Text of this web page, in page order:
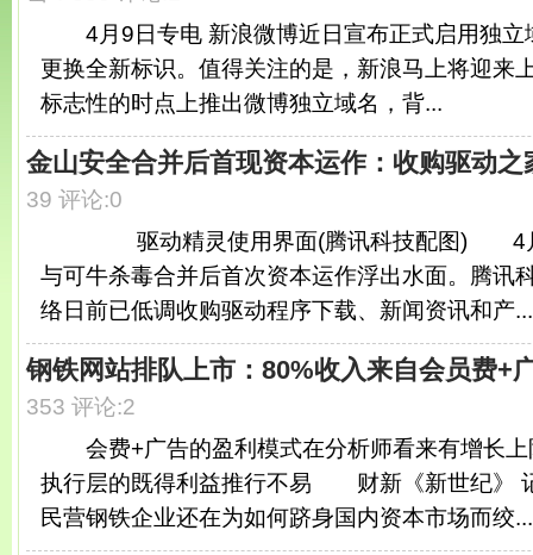
4月9日专电 新浪微博近日宣布正式启用独立
更换全新标识。值得关注的是，新浪马上将迎来
标志性的时点上推出微博独立域名，背...
金山安全合并后首现资本运作：收购驱动之
39 评论:0
驱动精灵使用界面(腾讯科技配图) 4月7
与可牛杀毒合并后首次资本运作浮出水面。腾讯
络日前已低调收购驱动程序下载、新闻资讯和产...
钢铁网站排队上市：80%收入来自会员费+
353 评论:2
会费+广告的盈利模式在分析师看来有增长上
执行层的既得利益推行不易 财新《新世纪
民营钢铁企业还在为如何跻身国内资本市场而绞...